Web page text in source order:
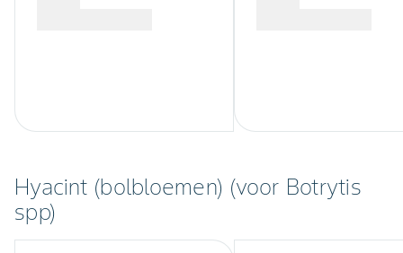
Hyacint (bolbloemen) (voor Botrytis
spp)